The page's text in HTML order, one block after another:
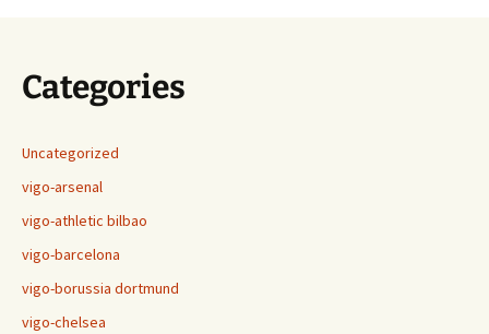
Categories
Uncategorized
vigo-arsenal
vigo-athletic bilbao
vigo-barcelona
vigo-borussia dortmund
vigo-chelsea